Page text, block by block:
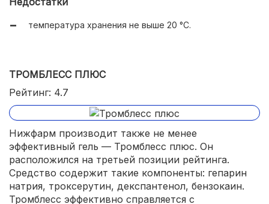
температура хранения не выше 20 °C.
ТРОМБЛЕСС ПЛЮС
Рейтинг: 4.7
Нижфарм производит также не менее
эффективный гель — Тромблесс плюс. Он
расположился на третьей позиции рейтинга.
Средство содержит такие компоненты: гепарин
натрия, троксерутин, декспантенол, бензокаин.
Тромблесс эффективно справляется с